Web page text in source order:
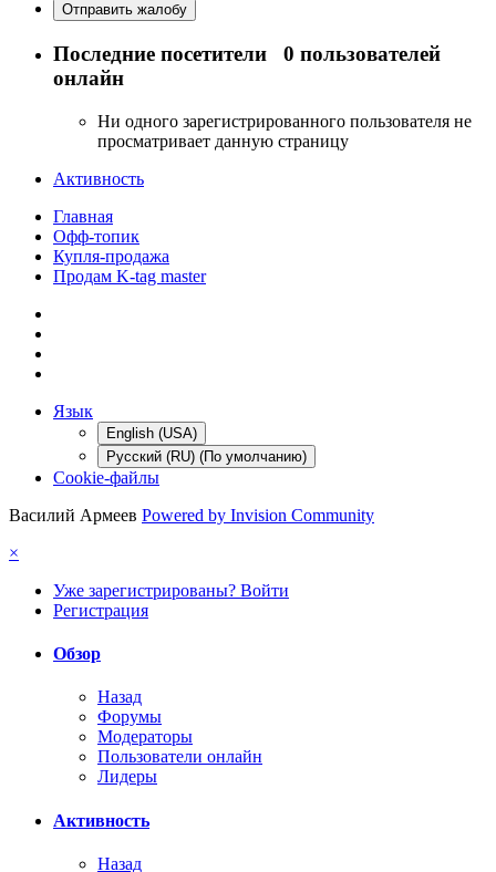
Отправить жалобу
Последние посетители 0 пользователей
онлайн
Ни одного зарегистрированного пользователя не
просматривает данную страницу
Активность
Главная
Офф-топик
Купля-продажа
Продам K-tag master
Язык
English (USA)
Русский (RU) (По умолчанию)
Cookie-файлы
Василий Армеев Powered by Invision Community
×
Уже зарегистрированы? Войти
Регистрация
Обзор
Назад
Форумы
Модераторы
Пользователи онлайн
Лидеры
Активность
Назад